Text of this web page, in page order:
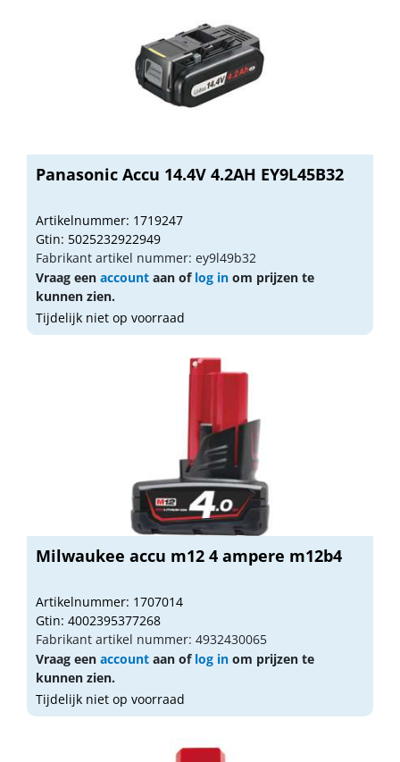
Panasonic Accu 14.4V 4.2AH EY9L45B32
Artikelnummer: 1719247
Gtin: 5025232922949
Fabrikant artikel nummer: ey9l49b32
Vraag een account aan of log in om prijzen te
kunnen zien.
Tijdelijk niet op voorraad
Milwaukee accu m12 4 ampere m12b4
Artikelnummer: 1707014
Gtin: 4002395377268
Fabrikant artikel nummer: 4932430065
Vraag een account aan of log in om prijzen te
kunnen zien.
Tijdelijk niet op voorraad